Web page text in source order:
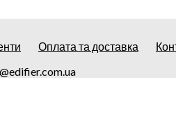
Оплата та доставка